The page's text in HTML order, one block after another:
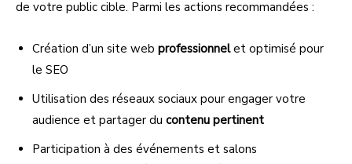
de votre public cible. Parmi les actions recommandées :
Création d’un site web professionnelet optimisé pour
le SEO
Utilisation des réseaux sociaux pour engager votre
audience et partager du contenu pertinent
Participation à des événements et salons